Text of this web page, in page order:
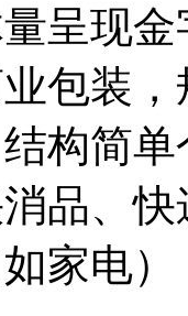
呈现
包装
构简
品、
家电